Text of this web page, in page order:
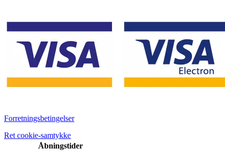
Forretningsbetingelser
Ret cookie-samtykke
Åbningstider